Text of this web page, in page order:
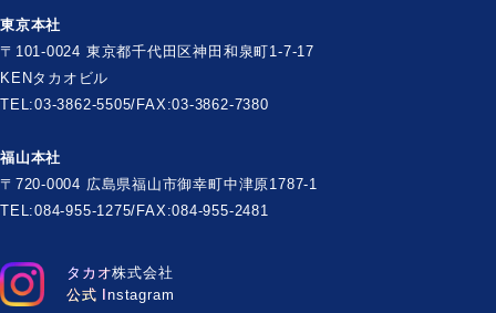
タカオ株式会社
公式 Instagram
東京本社
〒101-0024 東京都千代田区神田和泉町1-7-17
KENタカオビル
TEL:03-3862-5505/FAX:03-3862-7380
福山本社
〒720-0004 広島県福山市御幸町中津原1787-1
TEL:084-955-1275/FAX:084-955-2481